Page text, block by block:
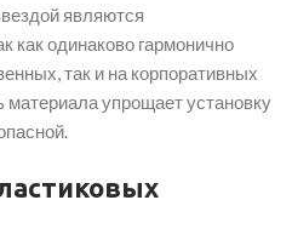
являются
как одинаково гармонично
так и на корпоративных
материала упрощает установку